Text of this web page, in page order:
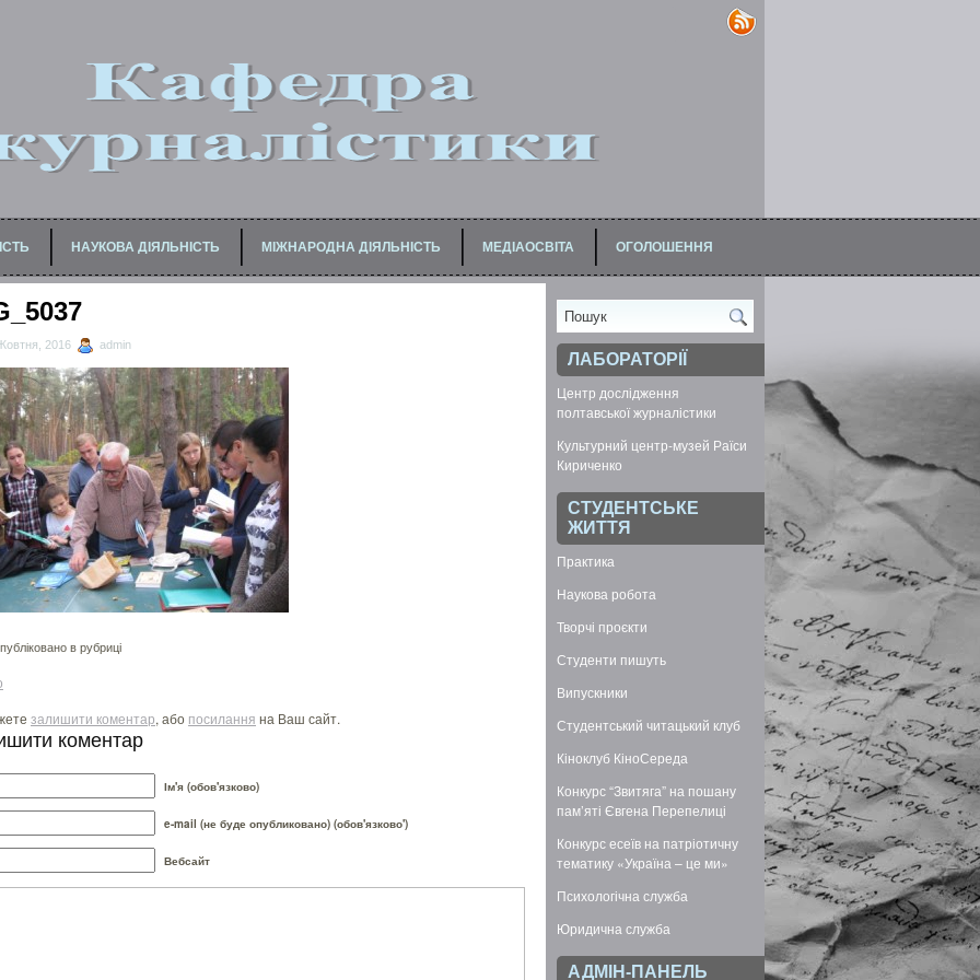
/ СПЕЦІАЛІСТІВ ДЛЯ МЕДІАФАХІВЦІВ ДЛЯ ПЕДАГОГІЧНИХ ПРАЦІВНИКІВ
НАУКОВА ДІЯЛЬНІСТЬ МІЖНАРОДНА ДІЯЛЬНІСТЬ МЕДІАОСВІТА ОГОЛОШЕННЯ
2016 admin
в рубриці
залишити коментар, або посилання на Ваш сайт.
коментар
Ім'я (обов'язково)
e-mail (не буде опубликовано) (обов'язково')
Вебсайт
ЛАБОРАТОРІЇ
Центр дослідження
полтавської журналістики
Культурний центр-музей Раїси
Кириченко
СТУДЕНТСЬКЕ
ЖИТТЯ
Практика
Наукова робота
Творчі проєкти
Студенти пишуть
Випускники
Студентський читацький клуб
Кіноклуб КіноСереда
Конкурс “Звитяга” на пошану
пам’яті Євгена Перепелиці
Конкурс есеїв на патріотичну
тематику «Україна – це ми»
Психологічна служба
Юридична служба
АДМІН-ПАНЕЛЬ